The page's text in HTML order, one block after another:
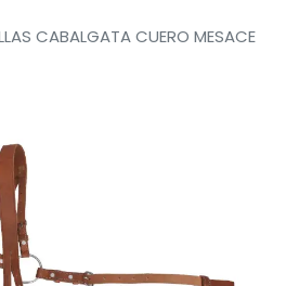
CABALGATA CUERO MESACE